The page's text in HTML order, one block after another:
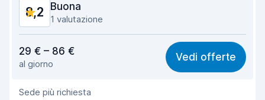
8,2 Buona
1 valutazione
7,8
Facile da trovare 8,2
Gentilezza degli agenti
29 € – 86 €
al giorno
Vedi offerte
Sede più richiesta